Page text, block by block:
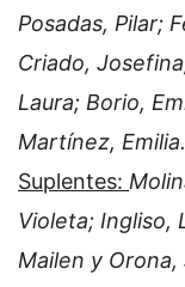
Posadas, Pilar;
Criado,
Laura; Borio,
Martínez, Emilia.
Suplentes:
Violeta; Ingliso,
Mailen y Orona,